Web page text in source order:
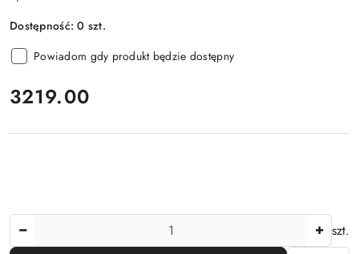
Dostępność:0 szt.
Powiadom gdy produkt będzie dostępny
cena:
3219.00
szt.